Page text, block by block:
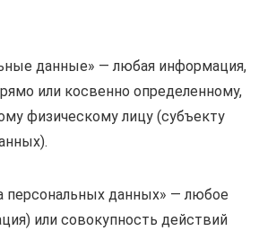
данные» — любая информация,
или косвенно определенному,
физическому лицу (субъекту
персональных данных» — любое
или совокупность действий